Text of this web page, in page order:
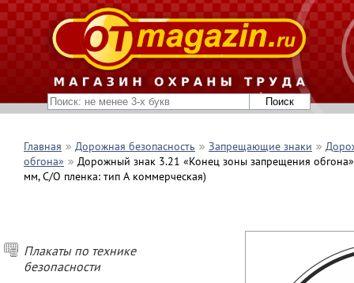
Главная Дорожная безопасность Запрещающие знаки
обгона»
Дорожный знак 3.21 «Конец зоны запрещения
мм, С/О пленка: тип А коммерческая)
Плакаты по технике
безопасности